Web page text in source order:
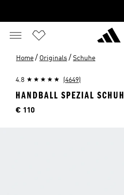
Home / Originals / Schuhe
4.8 (4649)
HANDBALL SPEZIAL SCHUH
Preis
€ 110